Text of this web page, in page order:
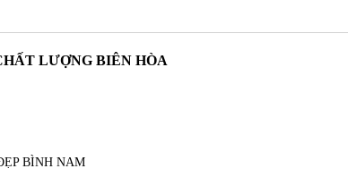
LƯỢNG BIÊN HÒA